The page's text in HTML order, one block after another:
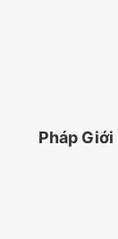
Pháp Giới